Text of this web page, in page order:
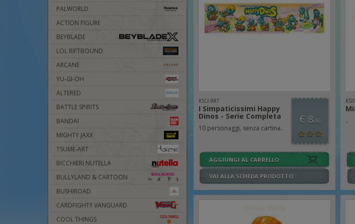
PALWORLD
ACTION FIGURE
BEYBLADE
LOL RIFTBOUND
ARCANE
YU-GI-OH
ALTERED
BATTLE SPIRITS
BANDAI
MIGHTY JAXX
TSUME-ART
BICCHIERI NUTELLA
BULLYLAND & CARTOON
BUSHIROAD
CARDFIGHT!! VANGUARD
COOL THINGS
KSCI-987
I Simpaticissimi Happy
Dinos - Serie Completa
10 personaggi, senza cartina..
€ 8,00
AGGIUNGI AL CARRELLO
VAI ALLA SCHEDA PRODOTTO
..